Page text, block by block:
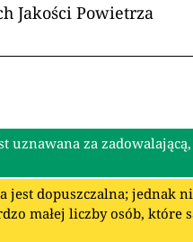
Jakości Powietrza
uznawana za
jest dopuszczalna; jednak
małej liczby osób, które